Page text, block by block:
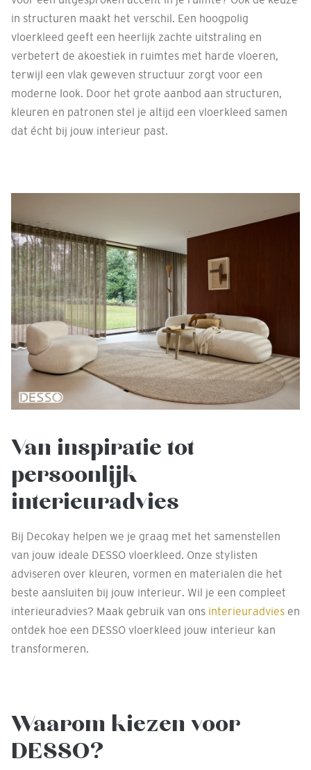
in structuren maakt het verschil. Een hoogpolig
vloerkleed geeft een heerlijk zachte uitstraling en
verbetert de akoestiek in ruimtes met harde vloeren,
terwijl een vlak geweven structuur zorgt voor een
moderne look. Door het grote aanbod aan structuren,
kleuren en patronen stel je altijd een vloerkleed samen
dat écht bij jouw interieur past.
Van inspiratie tot
persoonlijk
interieuradvies
Bij Decokay helpen we je graag met het samenstellen
van jouw ideale DESSO vloerkleed. Onze stylisten
adviseren over kleuren, vormen en materialen die het
beste aansluiten bij jouw interieur. Wil je een compleet
interieuradvies? Maak gebruik van ons interieuradvies en
ontdek hoe een DESSO vloerkleed jouw interieur kan
transformeren.
Waarom kiezen voor
DESSO?